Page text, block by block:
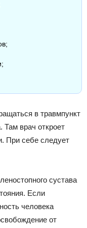
в травмпункт
Там врач откроет
При себе следует
сустава
Если
человека
от